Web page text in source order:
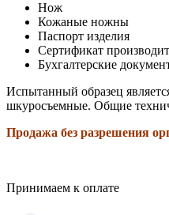
Нож
Кожаные ножны
Паспорт изделия
Сертификат
Бухгалтерские
Испытанный образец
шкуросъемные. Общие
Продажа без разрешения
Принимаем к оплате